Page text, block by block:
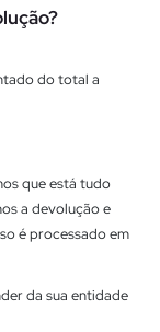
do total a
que está tudo
a devolução e
é processado em
da sua entidade